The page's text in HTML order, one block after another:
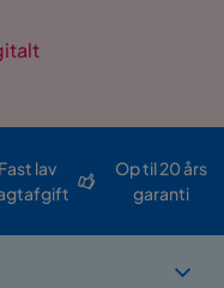
Fast lav
Op til 20 års
garanti